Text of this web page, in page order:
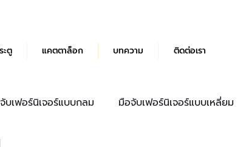
ตู แคตตาล็อก บทความ ติดต่อเรา
บเฟอร์นิเจอร์แบบกลม มือจับเฟอร์นิเจอร์แบบเหลี่ยม